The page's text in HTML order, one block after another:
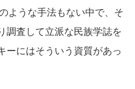
ような手法もない中で、そ
調査して立派な民族学誌を
ーにはそういう資質があっ